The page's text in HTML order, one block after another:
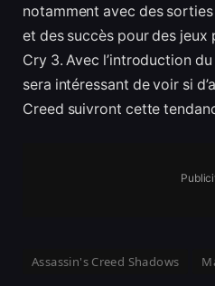
notamment avec des
et des succès pour des jeux
Cry 3. Avec l’introduction
sera intéressant de voir si
Creed suivront cette
Assassin's Creed Shadows